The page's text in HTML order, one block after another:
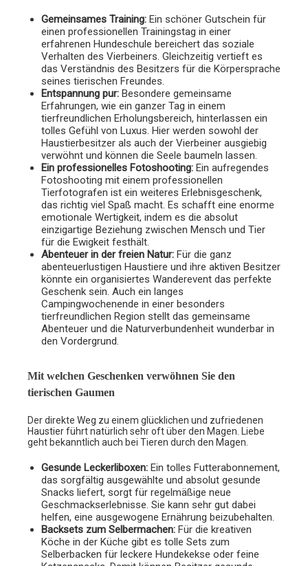
Gemeinsames Training: Ein schöner Gutschein für
einen professionellen Trainingstag in einer
erfahrenen Hundeschule bereichert das soziale
Verhalten des Vierbeiners. Gleichzeitig vertieft es
das Verständnis des Besitzers für die Körpersprache
seines tierischen Freundes.
Entspannung pur: Besondere gemeinsame
Erfahrungen, wie ein ganzer Tag in einem
tierfreundlichen Erholungsbereich, hinterlassen ein
tolles Gefühl von Luxus. Hier werden sowohl der
Haustierbesitzer als auch der Vierbeiner ausgiebig
verwöhnt und können die Seele baumeln lassen.
Ein professionelles Fotoshooting: Ein aufregendes
Fotoshooting mit einem professionellen
Tierfotografen ist ein weiteres Erlebnisgeschenk,
das richtig viel Spaß macht. Es schafft eine enorme
emotionale Wertigkeit, indem es die absolut
einzigartige Beziehung zwischen Mensch und Tier
für die Ewigkeit festhält.
Abenteuer in der freien Natur: Für die ganz
abenteuerlustigen Haustiere und ihre aktiven Besitzer
könnte ein organisiertes Wanderevent das perfekte
Geschenk sein. Auch ein langes
Campingwochenende in einer besonders
tierfreundlichen Region stellt das gemeinsame
Abenteuer und die Naturverbundenheit wunderbar in
den Vordergrund.
Mit welchen Geschenken verwöhnen Sie den
tierischen Gaumen
Der direkte Weg zu einem glücklichen und zufriedenen
Haustier führt natürlich sehr oft über den Magen. Liebe
geht bekanntlich auch bei Tieren durch den Magen.
Gesunde Leckerliboxen: Ein tolles Futterabonnement,
das sorgfältig ausgewählte und absolut gesunde
Snacks liefert, sorgt für regelmäßige neue
Geschmackserlebnisse. Sie kann sehr gut dabei
helfen, eine ausgewogene Ernährung beizubehalten.
Backsets zum Selbermachen: Für die kreativen
Köche in der Küche gibt es tolle Sets zum
Selberbacken für leckere Hundekekse oder feine